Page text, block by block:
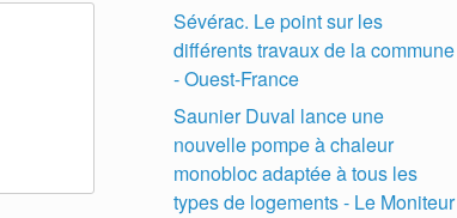
Sévérac. Le point sur les
différents travaux de la commune
- Ouest-France
Saunier Duval lance une
nouvelle pompe à chaleur
monobloc adaptée à tous les
types de logements - Le Moniteur